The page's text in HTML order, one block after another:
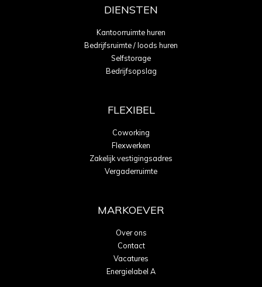
DIENSTEN
Kantoorruimte huren
Bedrijfsruimte / loods huren
Selfstorage
Bedrijfsopslag
FLEXIBEL
Coworking
Flexwerken
Zakelijk vestigingsadres
Vergaderruimte
MARKOEVER
Over ons
Contact
Vacatures
Energielabel A